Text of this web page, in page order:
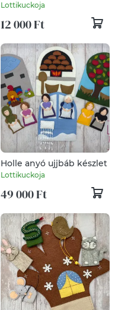
nyúl ujjbáb készlet
Lottikuckoja
12 000 Ft
Holle anyó ujjbáb készlet
Lottikuckoja
49 000 Ft